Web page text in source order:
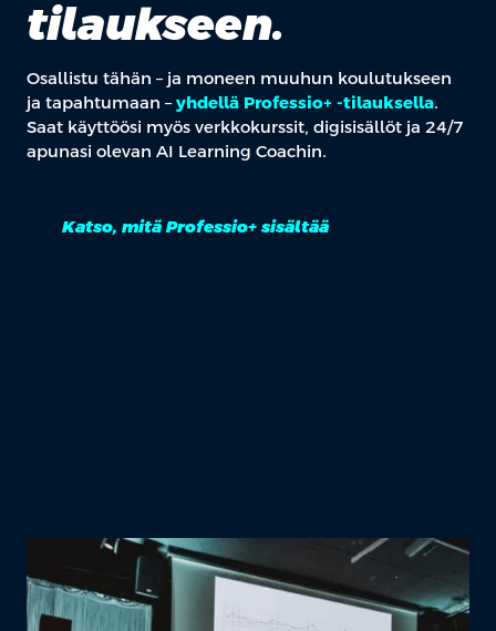
tilaukseen.
Osallistu tähän – ja moneen muuhun koulutukseen
ja tapahtumaan – yhdellä Professio+ -tilauksella.
Saat käyttöösi myös verkkokurssit, digisisällöt ja 24/7
apunasi olevan AI Learning Coachin.
Katso, mitä Professio+ sisältää